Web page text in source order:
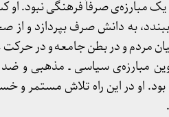
مبارزه‌ی صرفاً فرهنگی نبود.
به دانش صرف بپردازد و از
مردم و در بطن جامعه و در
مبارزه‌ی سیاسی ـ مذهبی و
او در این راه تلاش مستمر و